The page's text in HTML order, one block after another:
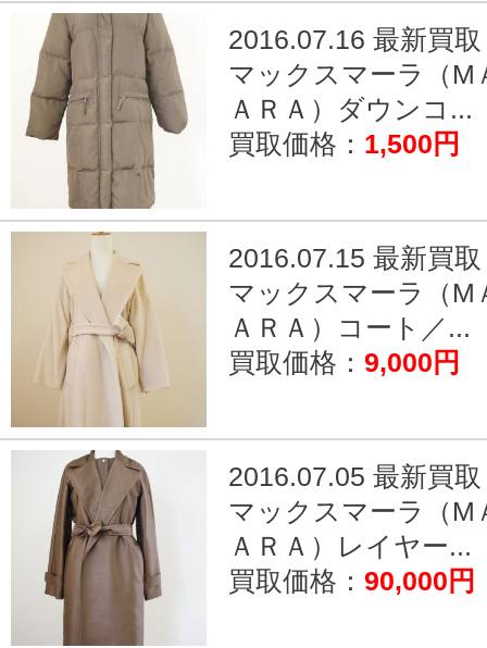
2016.07.16 最新買取
マックスマーラ（M
ＡＲＡ）ダウンコ...
買取価格： 1,500円
2016.07.15 最新買取
マックスマーラ（M
ＡＲＡ）コート／...
買取価格： 9,000円
2016.07.05 最新買取
マックスマーラ（M
ＡＲＡ）レイヤー...
買取価格： 90,000円